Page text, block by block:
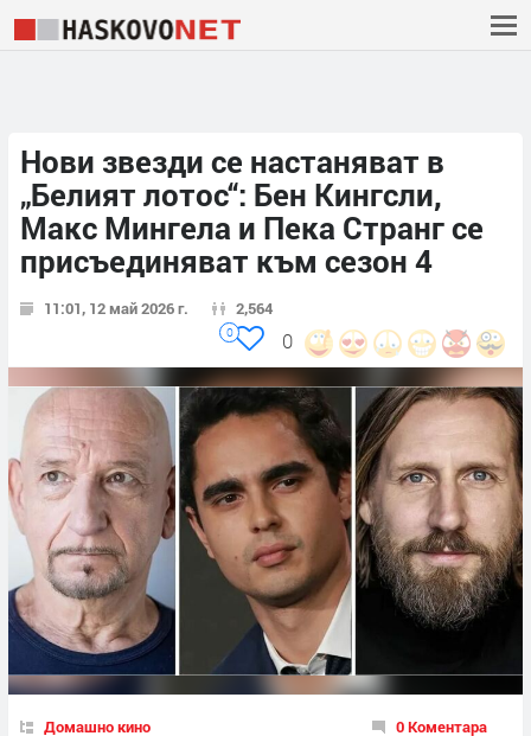
Нови звезди се настаняват в
„Белият лотос“: Бен Кингсли,
Макс Мингела и Пека Странг се
присъединяват към сезон 4
11:01, 12 май 2026 г. 2,564
0
0
Домашно кино 0 Коментара